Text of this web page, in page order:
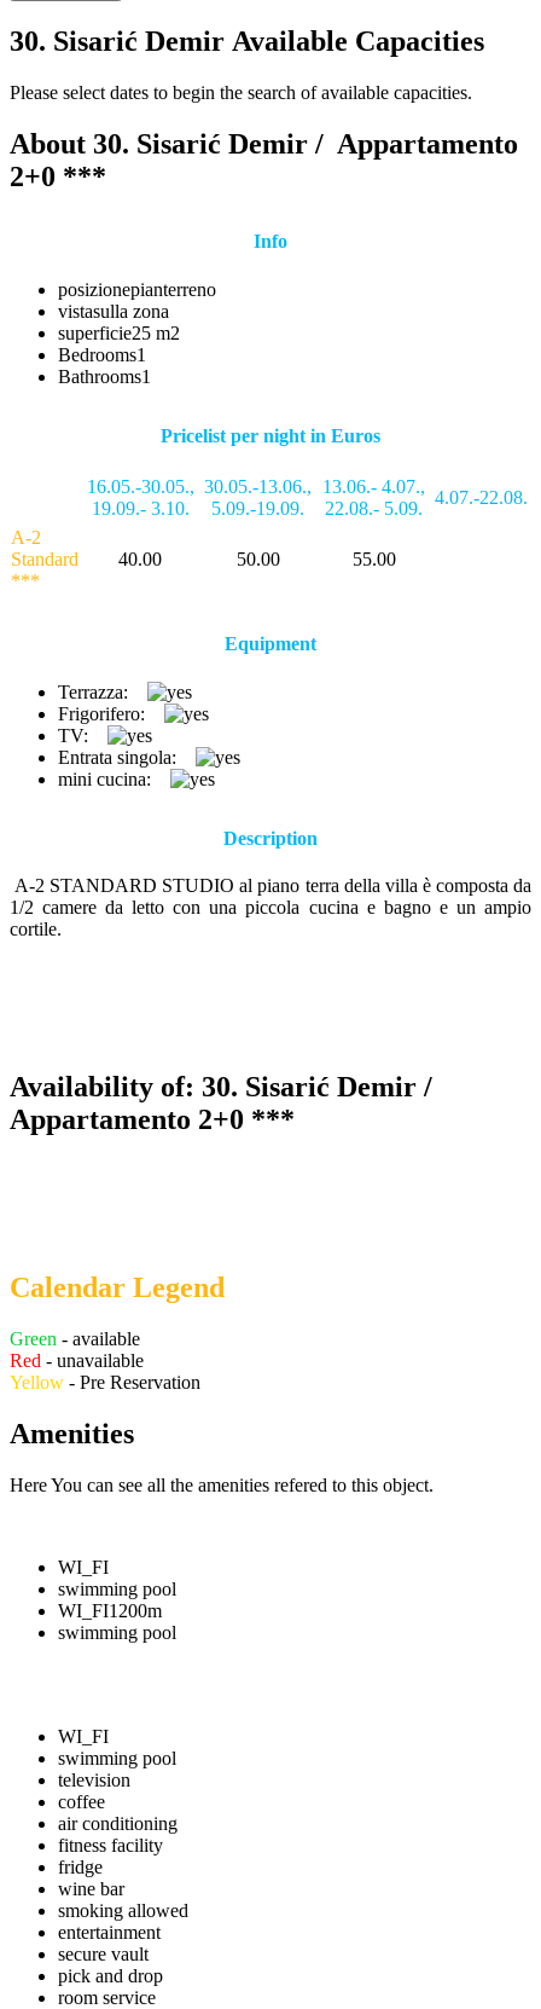
30. Sisarić Demir Available Capacities
Please select dates to begin the search of available capacities.
About 30. Sisarić Demir / Appartamento
2+0 ***
Info
posizionepianterreno
vistasulla zona
superficie25 m2
Bedrooms1
Bathrooms1
Pricelist per night in Euros
16.05.-30.05.,
19.09.- 3.10.
30.05.-13.06.,
5.09.-19.09.
13.06.- 4.07.,
22.08.- 5.09.
4.07.-22.08.
A-2
Standard
***
40.00 50.00 55.00
Equipment
Terrazza:
Frigorifero:
TV:
Entrata singola:
mini cucina:
Description
A-2 STANDARD STUDIO al piano terra della villa è composta da
1/2 camere da letto con una piccola cucina e bagno e un ampio
cortile.
Availability of: 30. Sisarić Demir /
Appartamento 2+0 ***
Calendar Legend
Green - available
Red - unavailable
Yellow - Pre Reservation
Amenities
Here You can see all the amenities refered to this object.
WI_FI
swimming pool
WI_FI1200m
swimming pool
WI_FI
swimming pool
television
coffee
air conditioning
fitness facility
fridge
wine bar
smoking allowed
entertainment
secure vault
pick and drop
room service